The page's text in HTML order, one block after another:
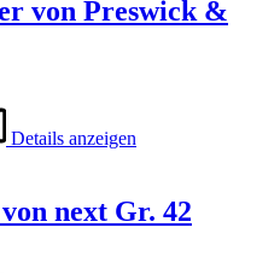
von Preswick &
Details anzeigen
next Gr. 42